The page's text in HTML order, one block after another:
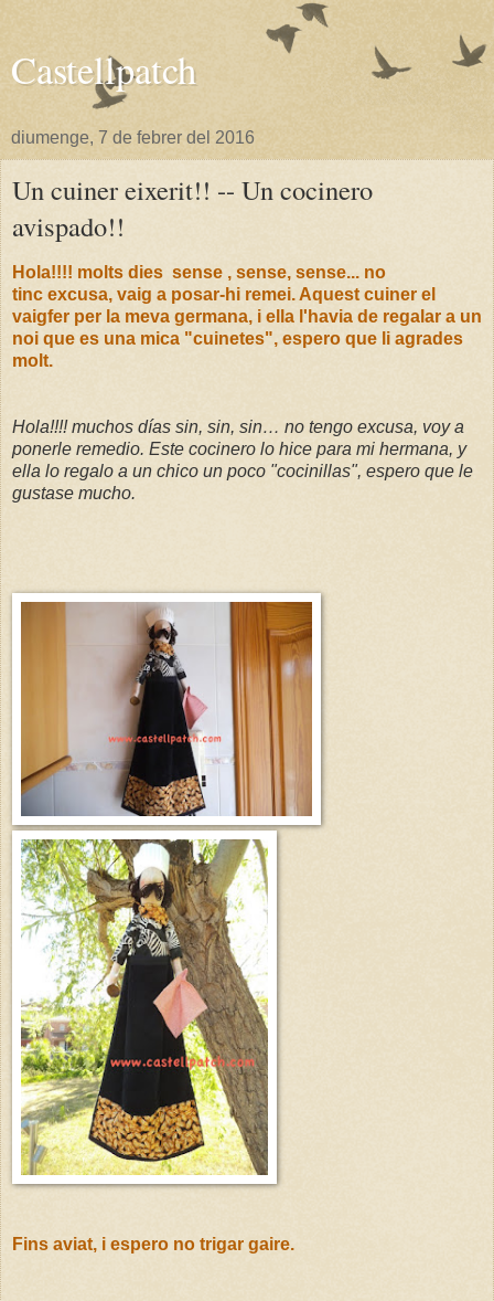
Castellpatch
diumenge, 7 de febrer del 2016
Un cuiner eixerit!! -- Un cocinero
avispado!!
Hola!!!! molts dies sense , sense, sense... no
tinc excusa, vaig a posar-hi remei. Aquest cuiner el
vaigfer per la meva germana, i ella l'havia de regalar a un
noi que es una mica "cuinetes", espero que li agrades
molt.
Hola!!!! muchos días sin, sin, sin… no tengo excusa, voy a
ponerle remedio. Este cocinero lo hice para mi hermana, y
ella lo regalo a un chico un poco "cocinillas", espero que le
gustase mucho.
Fins aviat, i espero no trigar gaire.